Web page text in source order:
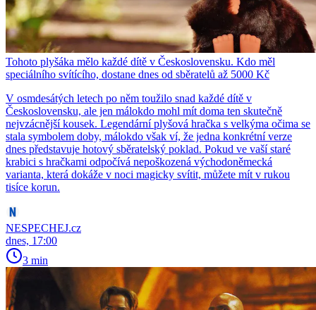
Tohoto plyšáka mělo každé dítě v Československu. Kdo měl
speciálního svítícího, dostane dnes od sběratelů až 5000 Kč
V osmdesátých letech po něm toužilo snad každé dítě v
Československu, ale jen málokdo mohl mít doma ten skutečně
nejvzácnější kousek. Legendární plyšová hračka s velkýma očima se
stala symbolem doby, málokdo však ví, že jedna konkrétní verze
dnes představuje hotový sběratelský poklad. Pokud ve vaší staré
krabici s hračkami odpočívá nepoškozená východoněmecká
varianta, která dokáže v noci magicky svítit, můžete mít v rukou
tisíce korun.
NESPECHEJ.cz
dnes, 17:00
3 min